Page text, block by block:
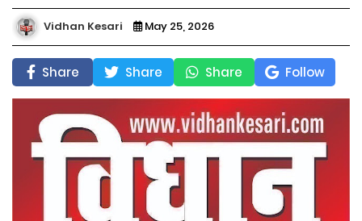
Vidhan Kesari May 25, 2026
Share Share Share Follow